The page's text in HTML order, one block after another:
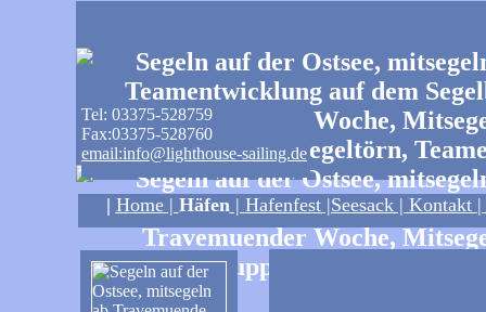
Tel: 03375-528759
Fax:03375-528760
email:info@lighthouse-sailing.de
| Home| Häfen| Hafenfest|Seesack | Kontakt |